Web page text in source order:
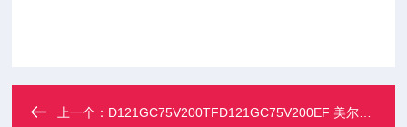
上一个： D121GC75V200TFD121GC75V200EF 美尔森方体熔断器